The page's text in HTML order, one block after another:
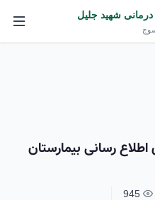
شهید جلیل
رسانی بیمارستان
945